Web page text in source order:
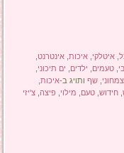
,איטלקי ,איכות ,אינטרנט
,טעמים ילדים ים תיכוני
,צמחוני ,שף ותויג ב-איכות
,חידוש ,טעם מילוי פיצה ,צ'יזי